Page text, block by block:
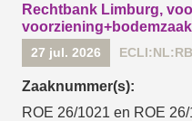
Rechtbank Limburg,
27 jul. 2026
Zaaknummer(s):
ROE 26/1021 en ROE